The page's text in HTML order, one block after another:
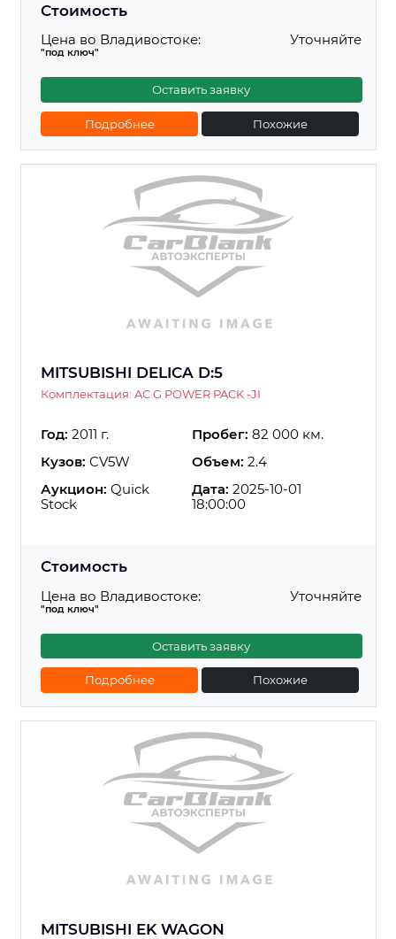
Стоимость
Цена во Владивостоке:
"под ключ"
Уточняйте
Оставить заявку
Подробнее Похожие
MITSUBISHI DELICA D:5
Комплектация: AC G POWER PACK -JI
Год: 2011 г. Пробег: 82 000 км.
Кузов: CV5W Объем: 2.4
Аукцион: Quick
Stock
Дата: 2025-10-01
18:00:00
Стоимость
Цена во Владивостоке:
"под ключ"
Уточняйте
Оставить заявку
Подробнее Похожие
MITSUBISHI EK WAGON